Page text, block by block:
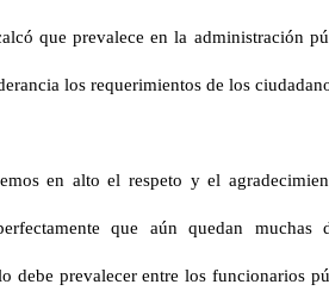
que prevalece en la administración
los requerimientos de los
en alto el respeto y el
que aún quedan
debe prevalecer entre los funcionarios